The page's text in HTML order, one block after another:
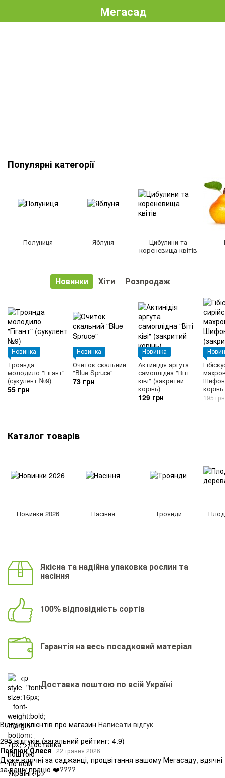
Мегасад
Популярні категорії
Полуниця Яблуня
Цибулини та
кореневища квітів
Новинки Хіти Розпродаж
Новинка
Троянда
молодило "Гігант"
(сукулент №9)
55 грн
Новинка
Очиток скальний
"Blue Spruce"
73 грн
Новинка
Актинідія аргута
самоплідна "Віті
ківі" (закритий
корінь)
129 грн 195 грн
Каталог товарів
Новинки 2026 Насіння Троянди
Якісна та надійна упаковка рослин та
насіння
100% відповідність сортів
Гарантія на весь посадковий матеріал
Доставка поштою по всій Україні
Відгуки клієнтів про магазин Написати відгук
295 відгуків (загальний рейтинг: 4.9)
Павлюк Олеся 22 травня 2026
Дуже вдячні за саджанці, процвітання вашому Мегасаду, вдячні
за вашу працю ❤️????